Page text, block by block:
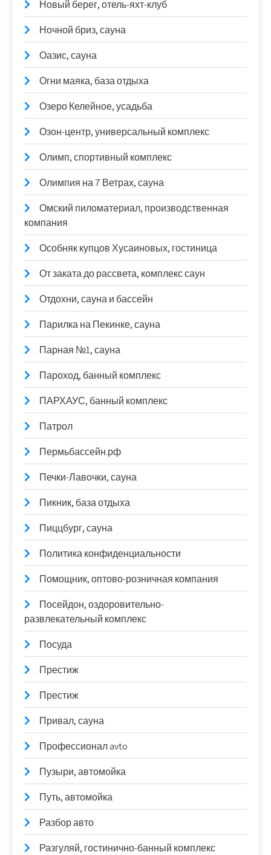
Новый берег, отель-яхт-клуб
Ночной бриз, сауна
Оазис, сауна
Огни маяка, база отдыха
Озеро Келейное, усадьба
Озон-центр, универсальный комплекс
Олимп, спортивный комплекс
Олимпия на 7 Ветрах, сауна
Омский пиломатериал, производственная
компания
Особняк купцов Хусаиновых, гостиница
От заката до рассвета, комплекс саун
Отдохни, сауна и бассейн
Парилка на Пекинке, сауна
Парная №1, сауна
Пароход, банный комплекс
ПАРХАУС, банный комплекс
Патрол
Пермьбассейн.рф
Печки-Лавочки, сауна
Пикник, база отдыха
Пиццбург, сауна
Политика конфиденциальности
Помощник, оптово-розничная компания
Посейдон, оздоровительно-
развлекательный комплекс
Посуда
Престиж
Престиж
Привал, сауна
Профессионал avto
Пузыри, автомойка
Путь, автомойка
Разбор авто
Разгуляй, гостинично-банный комплекс